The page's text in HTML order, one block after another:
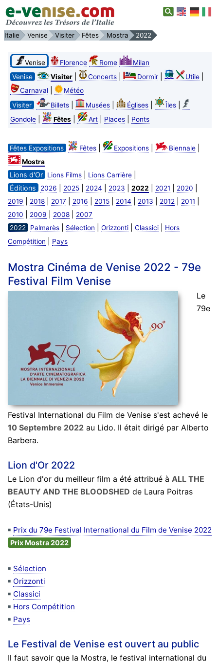
Italie Venise Visiter Fêtes Mostra 2022
Venise Florence Rome
Milan
Venise
Visiter| Concerts| Dormir| Utile|
Carnaval|
Météo
Visiter
Billets| Musées| Églises| Îles|
Gondole| Fêtes| Art| Places| Ponts
Fêtes Expositions Fêtes| Expositions| Biennale|
Mostra
Lions d'Or Lions Films| Lions Carrière|
Éditions
2026 2025| 2024 2023 2022 2021 2020
2019 2018| 2017 2016 2015| 2014 2013 2012 2011
2010 2009 2008|
2007
2022
Palmarès| Sélection Orizzonti| Classici|
Hors
Compétition
Pays
Mostra Cinéma de Venise 2022 - 79e
Festival Film Venise
Le
79e
Festival International du Film de Venise s'est achevé le
10 Septembre 2022au Lido. Il était dirigé par Alberto
Barbera.
Lion d'Or 2022
Le Lion d'or du meilleur film a été attribué à ALL THE
BEAUTY AND THE BLOODSHED de Laura Poitras
(États-Unis)
Prix du 79e Festival International du Film de Venise 2022
Prix Mostra 2022
Sélection
Orizzonti
Classici
Hors Compétition
Pays
Le Festival de Venise est ouvert au public
Il faut savoir que la Mostra, le festival international du